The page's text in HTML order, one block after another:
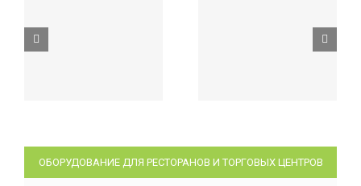
ОБОРУДОВАНИЕ ДЛЯ РЕСТОРАНОВ И ТОРГОВЫХ ЦЕНТРОВ